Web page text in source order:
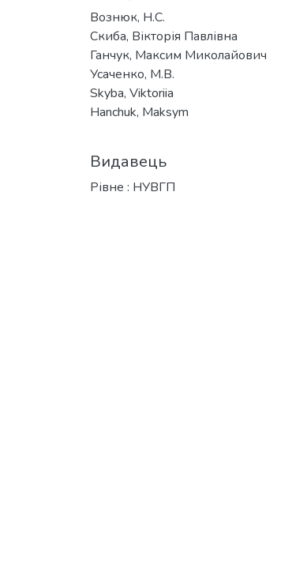
Вознюк, Н.С.
Скиба, Вікторія Павлівна
Ганчук, Максим Миколайович
Усаченко, М.В.
Skyba, Viktoriia
Hanchuk, Maksym
Видавець
Рівне : НУВГП